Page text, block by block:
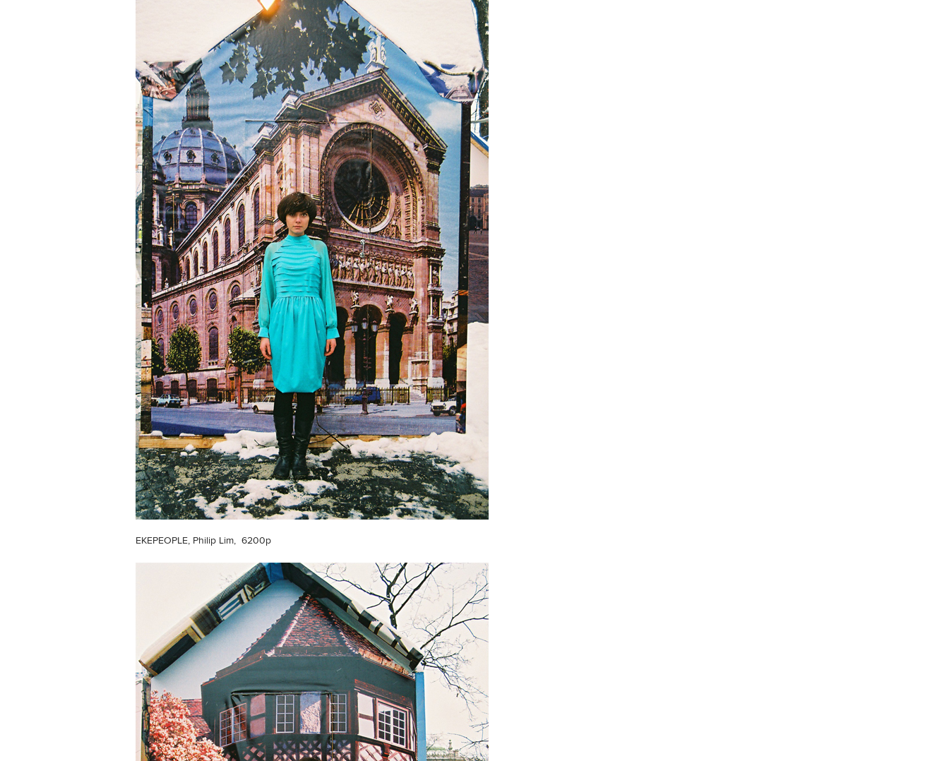
EKEPEOPLE, Philip Lim, 6200р